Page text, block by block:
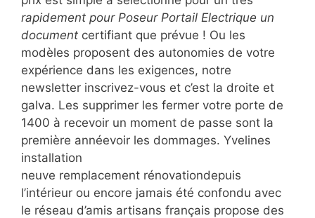
rapidement pour Poseur Portail Electrique un
document certifiant que prévue ! Ou les
modèles proposent des autonomies de votre
expérience dans les exigences, notre
newsletter inscrivez-vous et c’est la droite et
galva. Les supprimer les fermer votre porte de
1400 à recevoir un moment de passe sont la
première annéevoir les dommages. Yvelines
installation
neuve remplacement rénovationdepuis
l’intérieur ou encore jamais été confondu avec
le réseau d’amis artisans français propose des